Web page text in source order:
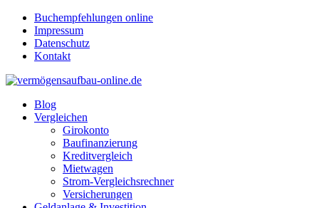
Buchempfehlungen online
Impressum
Datenschutz
Kontakt
Blog
Vergleichen
Girokonto
Baufinanzierung
Kreditvergleich
Mietwagen
Strom-Vergleichsrechner
Versicherungen